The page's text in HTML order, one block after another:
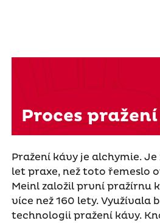
Pražení kávy je alchymie.
let praxe, než toto řemeslo
Meinl založil první pražírnu
více než 160 lety. Využívala
technologii pražení kávy.
Proces pražení